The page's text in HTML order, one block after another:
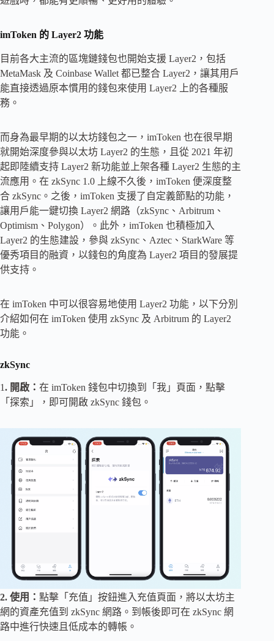
imToken 的 Layer2 功能
目前各大主流的區塊鏈錢包也開始支援 Layer2，包括
MetaMask 及 Coinbase Wallet 都已整合 Layer2，讓其用戶
能直接透過原本慣用的錢包來使用 Layer2 上的各種服
務。
而身為最早期的以太坊錢包之一，imToken 也在很早期
就開始深度參與以太坊 Layer2 的生態，且從 2021 年初
起即陸續支持 Layer2 新功能並上架各種 Layer2 生態的主
流應用。在 zkSync 1.0 上線不久後，imToken 便深度整
合 zkSync。之後，imToken 支援了自定義節點的功能，
讓用戶能一鍵切換 Layer2 網路（zkSync、Arbitrum、
Optimism、Polygon）。此外，imToken 也積極加入
Layer2 的生態建設，參與 zkSync、Aztec、StarkWare 等
優秀項目的融資，以錢包的角度為 Layer2 項目的發展提
供支持。
在 imToken 中可以很容易地使用 Layer2 功能，以下分別
介紹如何在 imToken 使用 zkSync 及 Arbitrum 的 Layer2
功能。
zkSync
1. 開啟： 在 imToken 錢包中切換到「我」頁面，點擊
「探索」，即可開啟 zkSync 錢包。
2. 使用： 點擊「充值」按鈕進入充值頁面，將以太坊主
網的資產充值到 zkSync 網路。到帳後即可在 zkSync 網
路中進行快速且低成本的轉帳。